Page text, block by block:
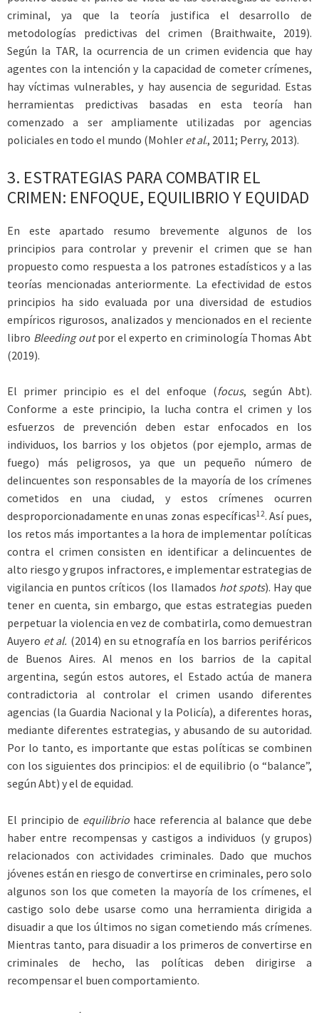
criminal, ya que la teoría justifica el desarrollo de
metodologías predictivas del crimen (Braithwaite, 2019).
Según la TAR, la ocurrencia de un crimen evidencia que hay
agentes con la intención y la capacidad de cometer crímenes,
hay víctimas vulnerables, y hay ausencia de seguridad. Estas
herramientas predictivas basadas en esta teoría han
comenzado a ser ampliamente utilizadas por agencias
policiales en todo el mundo (Mohler et al., 2011; Perry, 2013).
3. ESTRATEGIAS PARA COMBATIR EL
CRIMEN: ENFOQUE, EQUILIBRIO Y EQUIDAD
En este apartado resumo brevemente algunos de los
principios para controlar y prevenir el crimen que se han
propuesto como respuesta a los patrones estadísticos y a las
teorías mencionadas anteriormente. La efectividad de estos
principios ha sido evaluada por una diversidad de estudios
empíricos rigurosos, analizados y mencionados en el reciente
libro Bleeding outpor el experto en criminología Thomas Abt
(2019).
El primer principio es el del enfoque (focus, según Abt).
Conforme a este principio, la lucha contra el crimen y los
esfuerzos de prevención deben estar enfocados en los
individuos, los barrios y los objetos (por ejemplo, armas de
fuego) más peligrosos, ya que un pequeño número de
delincuentes son responsables de la mayoría de los crímenes
cometidos en una ciudad, y estos crímenes ocurren
desproporcionadamente en unas zonas específicas12. Así pues,
los retos más importantes a la hora de implementar políticas
contra el crimen consisten en identificar a delincuentes de
alto riesgo y grupos infractores, e implementar estrategias de
vigilancia en puntos críticos (los llamados hot spots). Hay que
tener en cuenta, sin embargo, que estas estrategias pueden
perpetuar la violencia en vez de combatirla, como demuestran
Auyero et al. (2014) en su etnografía en los barrios periféricos
de Buenos Aires. Al menos en los barrios de la capital
argentina, según estos autores, el Estado actúa de manera
contradictoria al controlar el crimen usando diferentes
agencias (la Guardia Nacional y la Policía), a diferentes horas,
mediante diferentes estrategias, y abusando de su autoridad.
Por lo tanto, es importante que estas políticas se combinen
con los siguientes dos principios: el de equilibrio (o “balance”,
según Abt) y el de equidad.
El principio de equilibrio hace referencia al balance que debe
haber entre recompensas y castigos a individuos (y grupos)
relacionados con actividades criminales. Dado que muchos
jóvenes están en riesgo de convertirse en criminales, pero solo
algunos son los que cometen la mayoría de los crímenes, el
castigo solo debe usarse como una herramienta dirigida a
disuadir a que los últimos no sigan cometiendo más crímenes.
Mientras tanto, para disuadir a los primeros de convertirse en
criminales de hecho, las políticas deben dirigirse a
recompensar el buen comportamiento.